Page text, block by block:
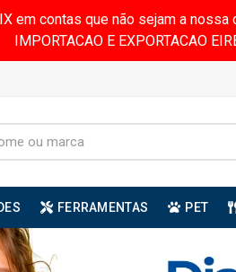
em contas que não sejam a
IMPORTACAO E EXPORTACAO
FERRAMENTAS PET